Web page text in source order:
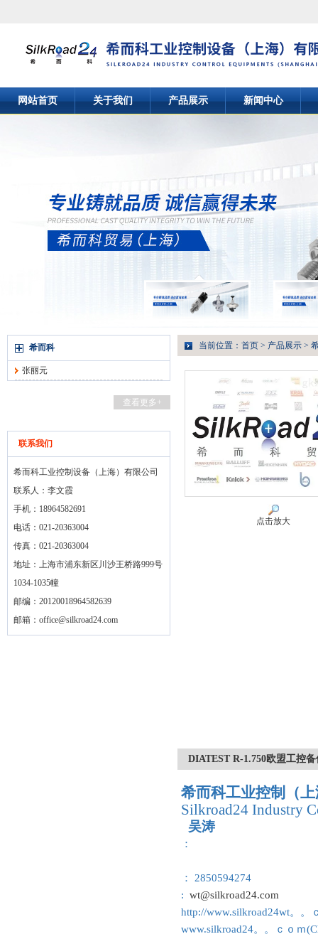
网站首页 关于我们 产品展示 新闻中心
希而科
张丽元
查看更多+
联系我们
希而科工业控制设备（上海）有限公司
联系人：李文霞
手机：18964582691
电话：021-20363004
传真：021-20363004
地址：上海市浦东新区川沙王桥路999号
1034-1035幢
邮编：20120018964582639
邮箱： office@silkroad24.com
当前位置： 首页 > 产品展示 >
点击放大
DIATEST R-1.750欧盟工控
希而科工业控制（
Silkroad24 Industry
吴涛
：
： 2850594274
: wt@silkroad24.com
http://www.silkroad24wt。。
www.silkroad24。。ｃｏｍ